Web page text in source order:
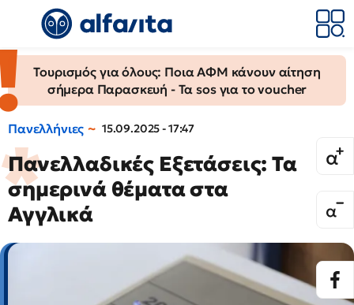
Τουρισμός για όλους: Ποια ΑΦΜ κάνουν αίτηση
σήμερα Παρασκευή - Τα sos για το voucher
Πανελλήνιες 15.09.2025 - 17:47
Πανελλαδικές Εξετάσεις: Τα
σημερινά θέματα στα
Αγγλικά